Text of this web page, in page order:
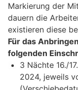
Markierung der
dauern die
existieren diese
Für das
folgenden
3 Nächte 16./
2024, jeweils